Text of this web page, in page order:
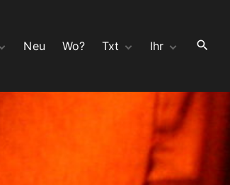
Neu Wo? Txt
Split 10″ mit moloch
Bedeutungsschwang
er mit Zwillingen
Ihr
Bauchladen
Gast